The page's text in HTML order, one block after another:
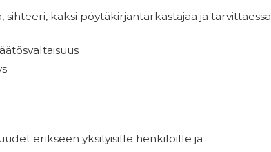
kaksi pöytäkirjantarkastajaa ja tarvittaessa
erikseen yksityisille henkilöille ja